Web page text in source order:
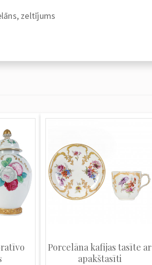
zeltījums
Porcelāna kafijas tasīte ar
apakštasīti